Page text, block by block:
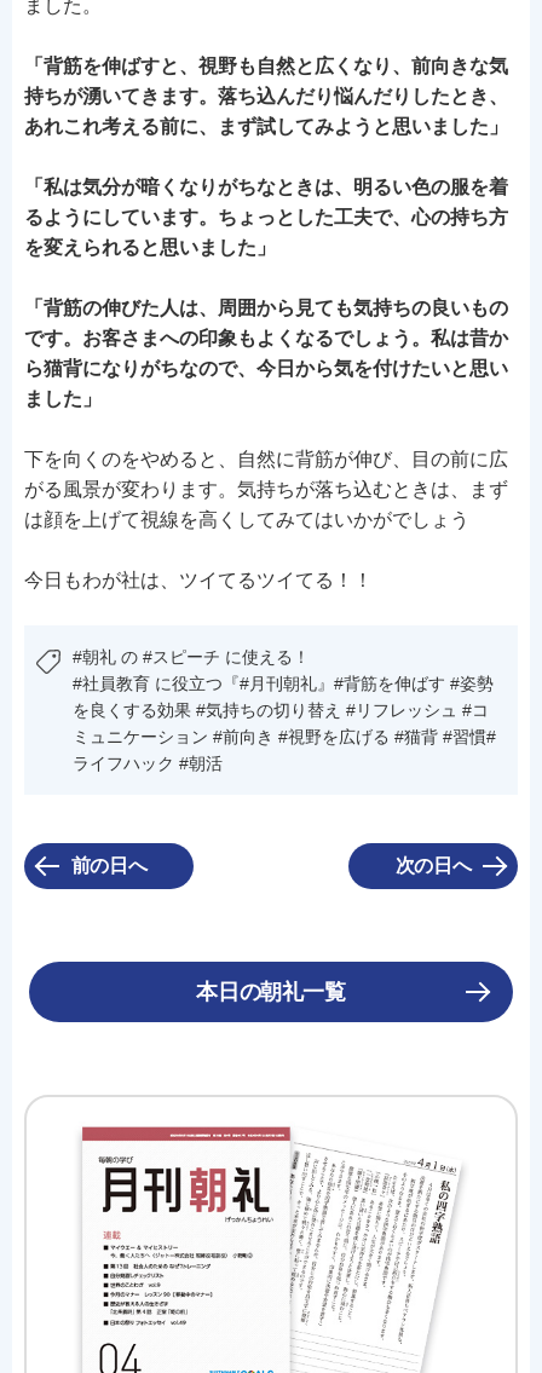
ました。
「背筋を伸ばすと、視野も自然と広くなり、前向きな気
持ちが湧いてきます。落ち込んだり悩んだりしたとき、
あれこれ考える前に、まず試してみようと思いました 」
「私は気分が暗くなりがちなときは、明るい色の服を着
るようにしています。ちょっとした工夫で、心の持ち方
を変えられると思いました」
「背筋の伸びた人は、周囲から見ても気持ちの良いもの
です。お客さまへの印象もよくなるでしょう。私は昔か
ら猫背になりがちなので、今日から気を付けたいと思い
ました」
下を向くのをやめると、自然に背筋が伸び、目の前に広
がる風景が変わります。気持ちが落ち込むときは、まず
は顔を上げて視線を高くしてみてはいかがでしょう
今日もわが社は、ツイてるツイてる！！
#朝礼 の #スピーチ に使える！
#社員教育 に役立つ『#月刊朝礼』#背筋を伸ばす #姿勢
を良くする効果 #気持ちの切り替え #リフレッシュ #コ
ミュニケーション #前向き #視野を広げる #猫背 #習慣#
ライフハック #朝活
前の日へ 次の日へ
本日の朝礼一覧